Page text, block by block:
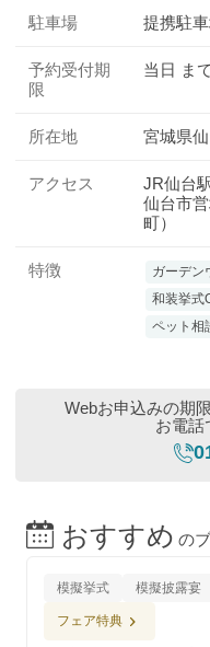
駐車場 提携駐車
予約受付期
限
当日 ま
所在地 宮城県
アクセス
JR仙台
仙台市
町）
特徴 ガーデン
和装挙式
ペット相
Webお申込みの期
お電話
おすすめ の
模擬挙式 模擬披露宴
フェア特典